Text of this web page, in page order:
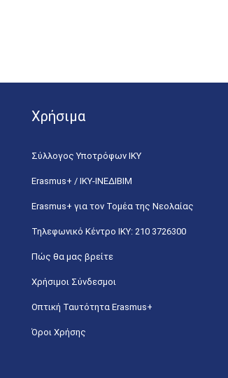
Χρήσιμα
Σύλλογος Υποτρόφων ΙΚΥ
Erasmus+ / ΙΚΥ-ΙΝΕΔΙΒΙΜ
Erasmus+ για τον Τομέα της Νεολαίας
Τηλεφωνικό Κέντρο IKY: 210 3726300
Πώς θα μας βρείτε
Χρήσιμοι Σύνδεσμοι
Οπτική Ταυτότητα Erasmus+
Όροι Χρήσης